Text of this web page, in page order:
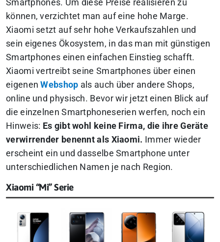
Smartphones. Um diese Preise realisieren zu
können, verzichtet man auf eine hohe Marge.
Xiaomi setzt auf sehr hohe Verkaufszahlen und
sein eigenes Ökosystem, in das man mit günstigen
Smartphones einen einfachen Einstieg schafft.
Xiaomi vertreibt seine Smartphones über einen
eigenenWebshop als auch über andere Shops,
online und physisch. Bevor wir jetzt einen Blick auf
die einzelnen Smartphoneserien werfen, noch ein
Hinweis: Es gibt wohl keine Firma, die ihre Geräte
verwirrender benennt als Xiaomi. Immer wieder
erscheint ein und dasselbe Smartphone unter
unterschiedlichen Namen je nach Region.
Xiaomi “Mi” Serie